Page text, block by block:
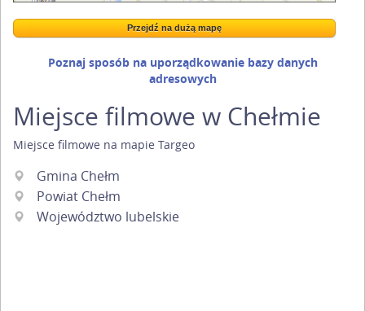
Wstaw tę mapkę na swoją stronę
Przejdź na dużą mapę
Przejdź na dużą mapę
Poznaj sposób na uporządkowanie bazy danych
adresowych
Miejsce filmowe w Chełmie
Miejsce filmowe na mapie Targeo
Gmina Chełm
Powiat Chełm
Województwo lubelskie